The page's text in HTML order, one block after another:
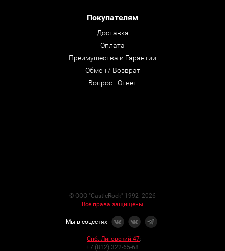
Покупателям
Доставка
Оплата
Преимущества и Гарантии
Обмен / Возврат
Вопрос - Ответ
© ООО "CastleRock" 1992- 2026
Все права защищены
Мы в соцсетях
- Спб. Лиговский 47:
+7 (812) 322-65-68